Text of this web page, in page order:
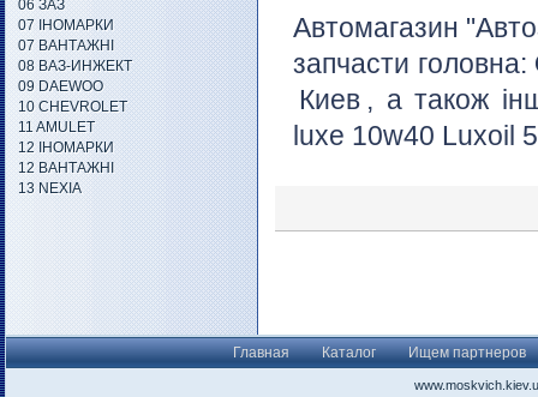
Автомагазин
запчасти головна:
Киев , а також
luxe 10w40 Luxoil
06 ЗАЗ
07 ІНОМАРКИ
07 ВАНТАЖНІ
08 ВАЗ-ИНЖЕКТ
09 DAEWOO
10 CHEVROLET
11 AMULET
12 ІНОМАРКИ
12 ВАНТАЖНІ
13 NEXIA
Главная Каталог Ищем партнеров